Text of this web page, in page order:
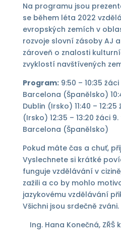
Na programu jsou
se během léta 2022
evropských zemích v
rozvoje slovní zásoby AJ
zároveň o znalosti
zvyklostí navštívených
Program:9:50 – 10:35
Barcelona (Španělsko)
Dublin (Irsko) 11:40 –
(Irsko) 12:35 – 13:20 žáci
Barcelona (Španělsko)
Pokud máte čas a chuť,
Vyslechnete si krátké
funguje vzdělávání v
zažili a co by mohlo
jazykovému vzdělávání
Všichni jsou srdečně zváni.
Ing. Hana Konečná,